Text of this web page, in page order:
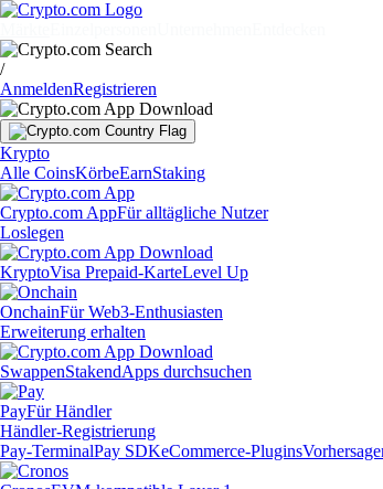
/
AnmeldenRegistrieren
Krypto
Alle CoinsKörbeEarnStaking
Crypto.com AppFür alltägliche Nutzer
Loslegen
KryptoVisa Prepaid-KarteLevel Up
OnchainFür Web3-Enthusiasten
Erweiterung erhalten
SwappenStakendApps durchsuchen
PayFür Händler
Händler-Registrierung
Pay-TerminalPay SDKeCommerce-Plugins